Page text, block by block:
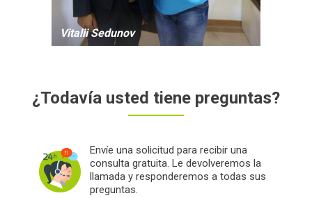
Vitalii Sedunov
¿Todavía usted tiene preguntas?
Envíe una solicitud para recibir una
consulta gratuita. Le devolveremos la
llamada y responderemos a todas sus
preguntas.